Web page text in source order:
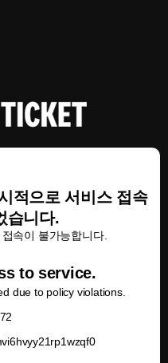
적으로 서비스 접속
습니다.
속이 불가능합니다.
to service.
due to policy violations.